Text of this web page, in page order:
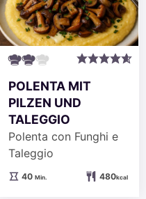
POLENTA MIT
PILZEN UND
TALEGGIO
Polenta con Funghi e
Taleggio
40Minuten
Min. 480kcal